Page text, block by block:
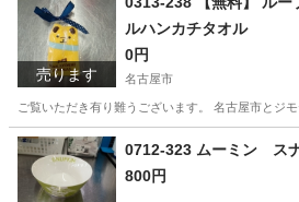
売ります
ルハンカチタオル
0円
名古屋市
ご覧いただき有り難うございます。 名古屋市と
愛知 名古屋市 服/ファッション
0712-323 ムーミン ス
800円